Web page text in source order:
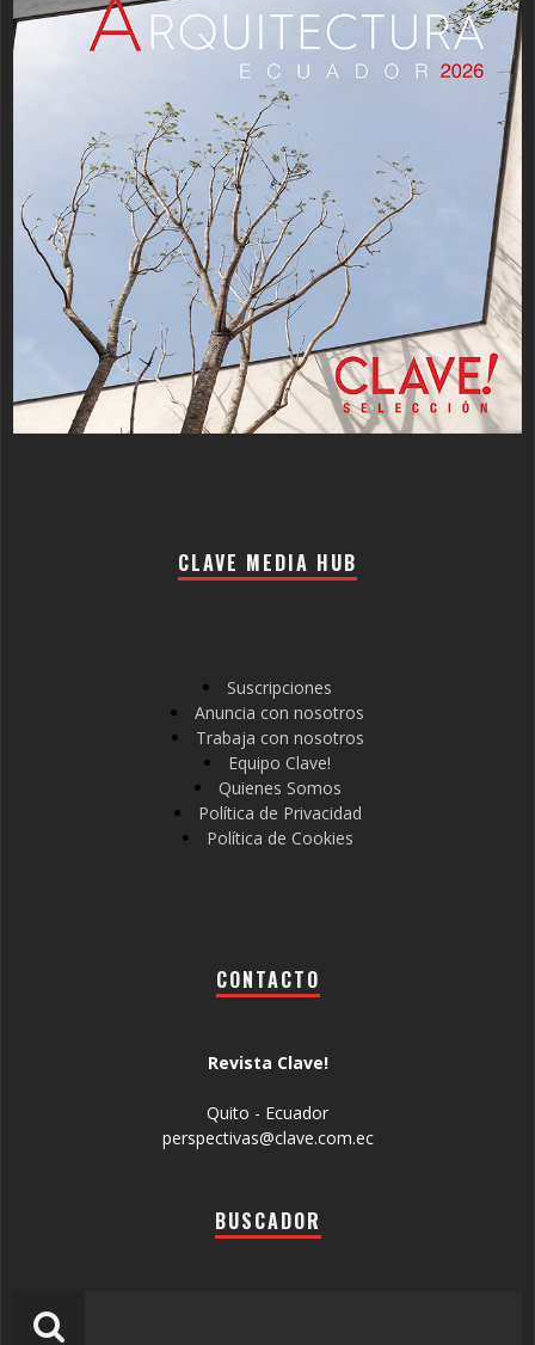
CLAVE MEDIA HUB
Suscripciones
Anuncia con nosotros
Trabaja con nosotros
Equipo Clave!
Quienes Somos
Política de Privacidad
Política de Cookies
CONTACTO
Revista Clave!
Quito - Ecuador
perspectivas@clave.com.ec
BUSCADOR